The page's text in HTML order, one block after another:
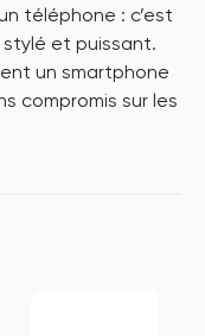
téléphone : c’est
et puissant.
un smartphone
compromis sur les